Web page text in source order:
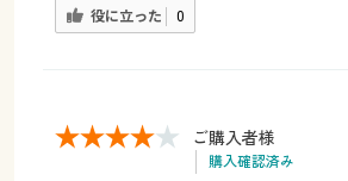
役に立った 0
ご購入者様
購入確認済み